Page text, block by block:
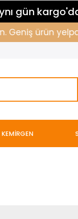
gün
ürün
KEMİRGEN